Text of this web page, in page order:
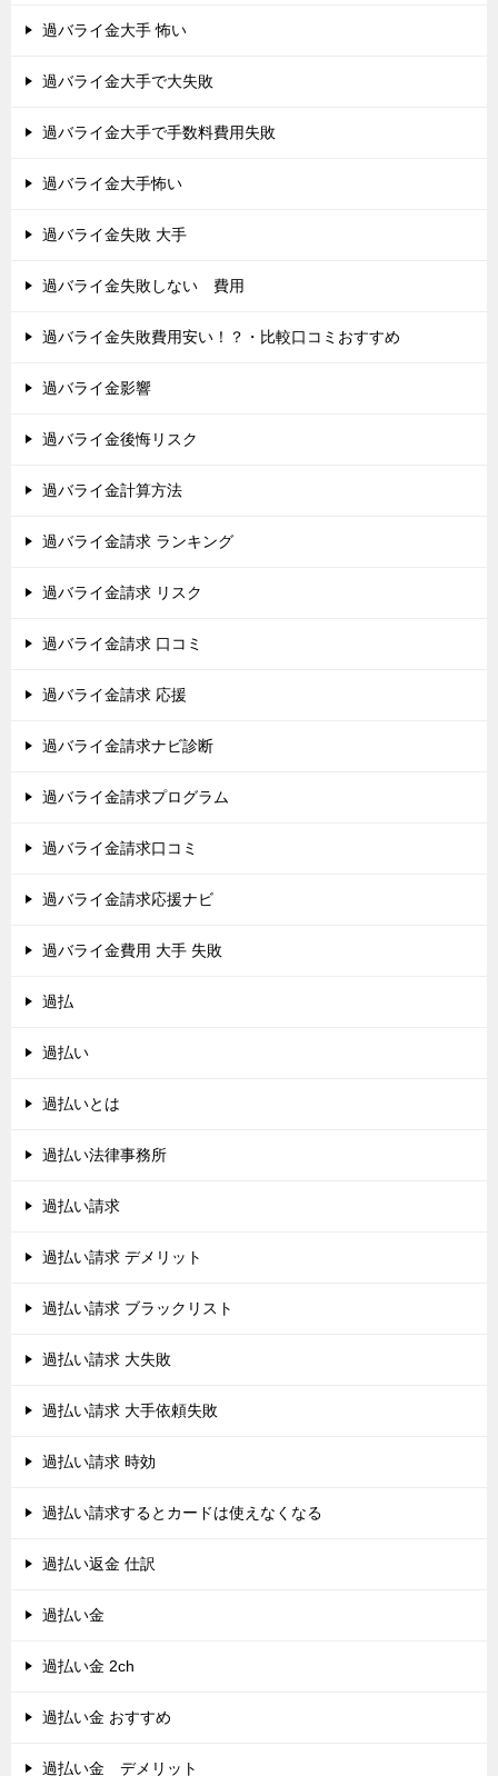
過バライ金大手 怖い
過バライ金大手で大失敗
過バライ金大手で手数料費用失敗
過バライ金大手怖い
過バライ金失敗 大手
過バライ金失敗しない 費用
過バライ金失敗費用安い！？・比較口コミおすすめ
過バライ金影響
過バライ金後悔リスク
過バライ金計算方法
過バライ金請求 ランキング
過バライ金請求 リスク
過バライ金請求 口コミ
過バライ金請求 応援
過バライ金請求ナビ診断
過バライ金請求プログラム
過バライ金請求口コミ
過バライ金請求応援ナビ
過バライ金費用 大手 失敗
過払
過払い
過払いとは
過払い法律事務所
過払い請求
過払い請求 デメリット
過払い請求 ブラックリスト
過払い請求 大失敗
過払い請求 大手依頼失敗
過払い請求 時効
過払い請求するとカードは使えなくなる
過払い返金 仕訳
過払い金
過払い金 2ch
過払い金 おすすめ
過払い金 デメリット